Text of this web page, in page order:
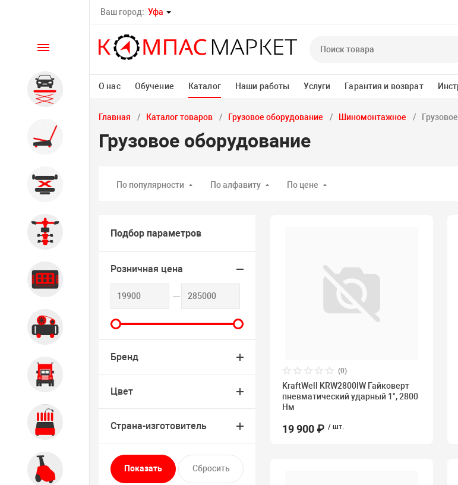
Ваш город: Уфа
О нас Обучение Каталог Наши работы Услуги Гарантия и возврат
Каталог
Автомобильные подъемники
оборудование
Общегаражное
Стенды сход-развал
Компрессорное оборудование
Грузовое оборудование
агрегатов
Автомоечное оборудование
Главная Каталог товаров Грузовое оборудование Шиномонтажное
Грузовое оборудование
По популярности По алфавиту По цене
Подбор параметров
Розничная цена
Бренд
Цвет
Страна-изготовитель
(0)
KraftWell KRW2800IW Гайковерт
пневматический ударный 1", 2800
Нм
19 900 ₽ / шт.